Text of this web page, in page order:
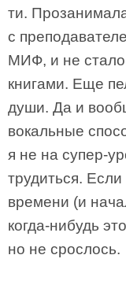
ти.
с
МИФ, и не
книгами. Еще
души. Да и
вокальные
я не на супер-
трудиться.
времени (и
когда-нибудь
но не срослось.